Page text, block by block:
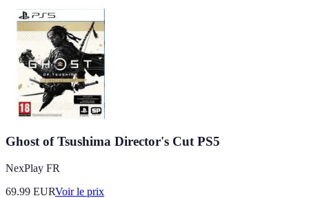
Ghost of Tsushima Director's Cut PS5
NexPlay FR
69.99 EURVoir le prix